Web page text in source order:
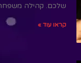
שלכם. קהילה משפחה
קראו עוד »